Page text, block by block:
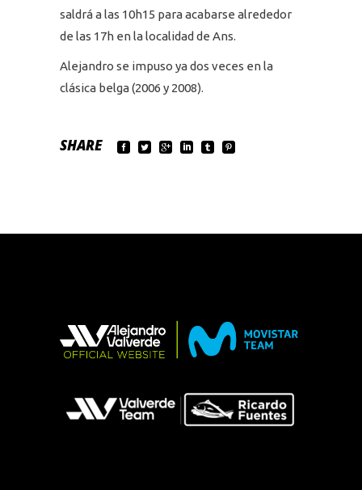
saldrá a las 10h15 para acabarse alrededor
de las 17h en la localidad de Ans.
Alejandro se impuso ya dos veces en la
clásica belga (2006 y 2008).
SHARE